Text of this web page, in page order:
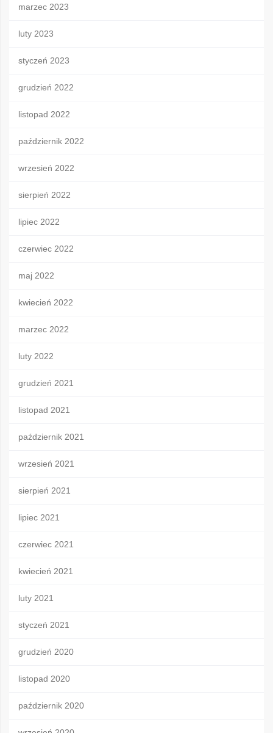
marzec 2023
luty 2023
styczeń 2023
grudzień 2022
listopad 2022
październik 2022
wrzesień 2022
sierpień 2022
lipiec 2022
czerwiec 2022
maj 2022
kwiecień 2022
marzec 2022
luty 2022
grudzień 2021
listopad 2021
październik 2021
wrzesień 2021
sierpień 2021
lipiec 2021
czerwiec 2021
kwiecień 2021
luty 2021
styczeń 2021
grudzień 2020
listopad 2020
październik 2020